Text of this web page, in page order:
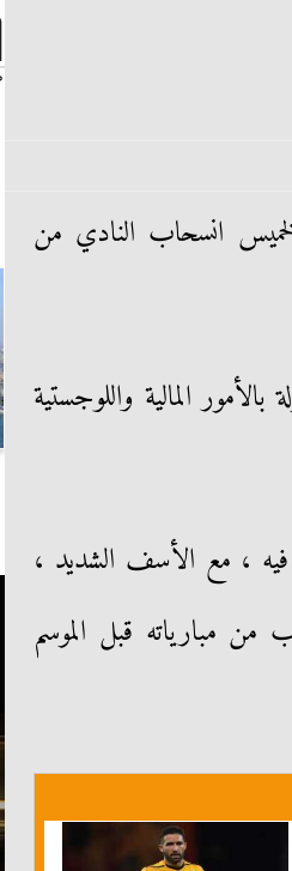
انسحاب النادي من
المالية واللوجستية
فيه ، مع الأسف الشديد ،
من مبارياته قبل الموسم